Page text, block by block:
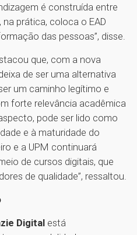
é construída entre
na prática, coloca o EAD
das pessoas”, disse.
que, com a nova
de ser uma alternativa
um caminho legítimo e
forte relevância acadêmica
pode ser lido como
e à maturidade do
e a UPM continuará
de cursos digitais, que
de qualidade”, ressaltou.
Digital está